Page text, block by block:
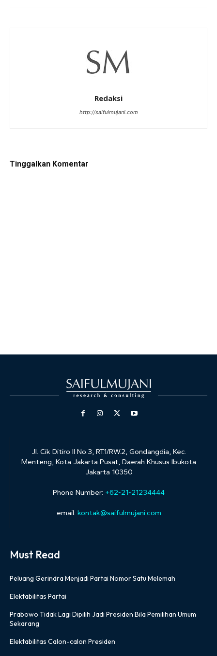
Redaksi
http://saifulmujani.com
Tinggalkan Komentar
Jl. Cik Ditiro II No.3, RT.1/RW.2, Gondangdia, Kec.
Menteng, Kota Jakarta Pusat, Daerah Khusus Ibukota
Jakarta 10350
Phone Number: +62-21-21234444
email: kontak@saifulmujani.com
Must Read
Peluang Gerindra Menjadi Partai Nomor Satu Melemah
Elektabilitas Partai
Prabowo Tidak Lagi Dipilih Jadi Presiden Bila Pemilihan Umum
Sekarang
Elektabilitas Calon-calon Presiden